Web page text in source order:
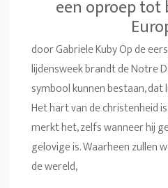
een oproep tot
door Gabriele Kuby Op de
lijdensweek brandt de Notre
symbool kunnen bestaan, dat
Het hart van de christenheid
merkt het, zelfs wanneer hij
gelovige is. Waarheen zullen
de wereld,